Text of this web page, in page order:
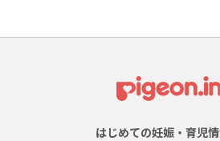
はじめての妊娠・育児